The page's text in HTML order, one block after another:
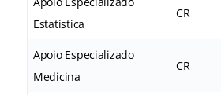
Estatística
CR
Apoio Especializado
Medicina
CR